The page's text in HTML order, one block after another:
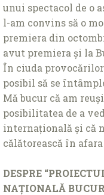
unui spectacol de o
l-am convins să o
premiera din
avut premiera și la
În ciuda
posibil să se
Mă bucur că am
posibilitatea de a
internaţională și că
călătorească în
DESPRE
NAŢIONALĂ